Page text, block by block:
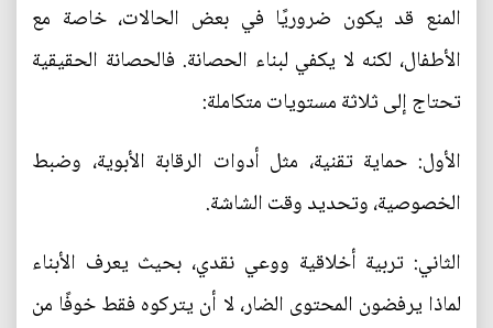
المنع قد يكون ضروريًا في بعض الحالات، خاصة مع
الأطفال، لكنه لا يكفي لبناء الحصانة. فالحصانة الحقيقية
تحتاج إلى ثلاثة مستويات متكاملة:
الأول: حماية تقنية، مثل أدوات الرقابة الأبوية، وضبط
الخصوصية، وتحديد وقت الشاشة.
الثاني: تربية أخلاقية ووعي نقدي، بحيث يعرف الأبناء
لماذا يرفضون المحتوى الضار، لا أن يتركوه فقط خوفًا من